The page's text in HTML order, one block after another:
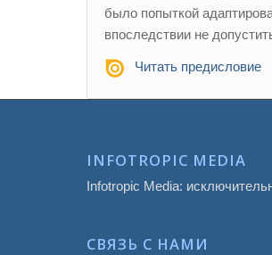
было попыткой
впоследствии не
Читать предисловие
INFOTROPIC MEDIA
Infotropic Media:
СВЯЗЬ С НАМИ